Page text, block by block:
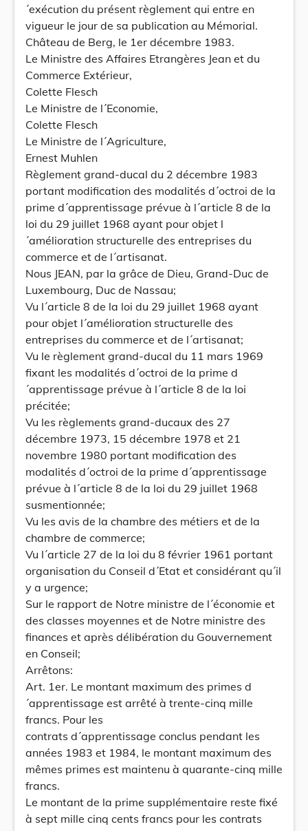
´exécution du présent règlement qui entre en
vigueur le jour de sa publication au Mémorial.
Château de Berg, le 1er décembre 1983.
Le Ministre des Affaires Etrangères Jean et du
Commerce Extérieur,
Colette Flesch
Le Ministre de l´Economie,
Colette Flesch
Le Ministre de l´Agriculture,
Ernest Muhlen
Règlement grand-ducal du 2 décembre 1983
portant modification des modalités d´octroi de la
prime d´apprentissage prévue à l´article 8 de la
loi du 29 juillet 1968 ayant pour objet l
´amélioration structurelle des entreprises du
commerce et de l´artisanat.
Nous JEAN, par la grâce de Dieu, Grand-Duc de
Luxembourg, Duc de Nassau;
Vu l´article 8 de la loi du 29 juillet 1968 ayant
pour objet l´amélioration structurelle des
entreprises du commerce et de l´artisanat;
Vu le règlement grand-ducal du 11 mars 1969
fixant les modalités d´octroi de la prime d
´apprentissage prévue à l´article 8 de la loi
précitée;
Vu les règlements grand-ducaux des 27
décembre 1973, 15 décembre 1978 et 21
novembre 1980 portant modification des
modalités d´octroi de la prime d´apprentissage
prévue à l´article 8 de la loi du 29 juillet 1968
susmentionnée;
Vu les avis de la chambre des métiers et de la
chambre de commerce;
Vu l´article 27 de la loi du 8 février 1961 portant
organisation du Conseil d´Etat et considérant qu´il
y a urgence;
Sur le rapport de Notre ministre de l´économie et
des classes moyennes et de Notre ministre des
finances et après délibération du Gouvernement
en Conseil;
Arrêtons:
Art. 1er. Le montant maximum des primes d
´apprentissage est arrêté à trente-cinq mille
francs. Pour les
contrats d´apprentissage conclus pendant les
années 1983 et 1984, le montant maximum des
mêmes primes est maintenu à quarante-cinq mille
francs.
Le montant de la prime supplémentaire reste fixé
à sept mille cinq cents francs pour les contrats